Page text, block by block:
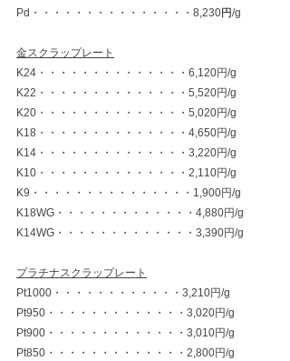
Pd・・・・・・・・・・・・・・・8,230円/g
金スクラップレート
K24・・・・・・・・・・・・・・6,120円/g
K22・・・・・・・・・・・・・・5,520円/g
K20・・・・・・・・・・・・・・5,020円/g
K18・・・・・・・・・・・・・・4,650円/g
K14・・・・・・・・・・・・・・3,220円/g
K10・・・・・・・・・・・・・・2,110円/g
K9・・・・・・・・・・・・・・・1,900円/g
K18WG・・・・・・・・・・・・・4,880円/g
K14WG・・・・・・・・・・・・・3,390円/g
プラチナスクラップレート
Pt1000・・・・・・・・・・・・3,210円/g
Pt950・・・・・・・・・・・・・3,020円/g
Pt900・・・・・・・・・・・・・3,010円/g
Pt850・・・・・・・・・・・・・2,800円/g